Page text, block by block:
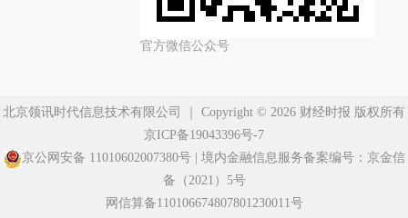
官方微信公众号
北京领讯时代信息技术有限公司
｜ Copyright ©️ 2026 财经时报 版权所有
京ICP备19043396号-7
京公网安备 11010602007380号| 境内金融信息服务备案编号：京金信
备（2021）5号
网信算备110106674807801230011号